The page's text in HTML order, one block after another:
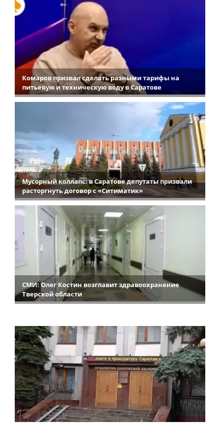
Комаров призвал сделать разными тарифы на
питьевую и техническую воду в Саратове
Мусорный коллапс: в Саратове депутаты призвали
расторгнуть договор с «Ситиматик»
СМИ: Олег Костин возглавит здравоохранение
Тверской области